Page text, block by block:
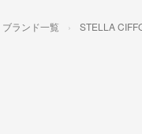
ブランド一覧 STELLA